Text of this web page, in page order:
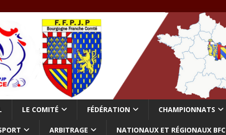
LE COMITÉ FÉDÉRATION CHAMPIONNATS
ARBITRAGE NATIONAUX ET RÉGIONAUX BFC